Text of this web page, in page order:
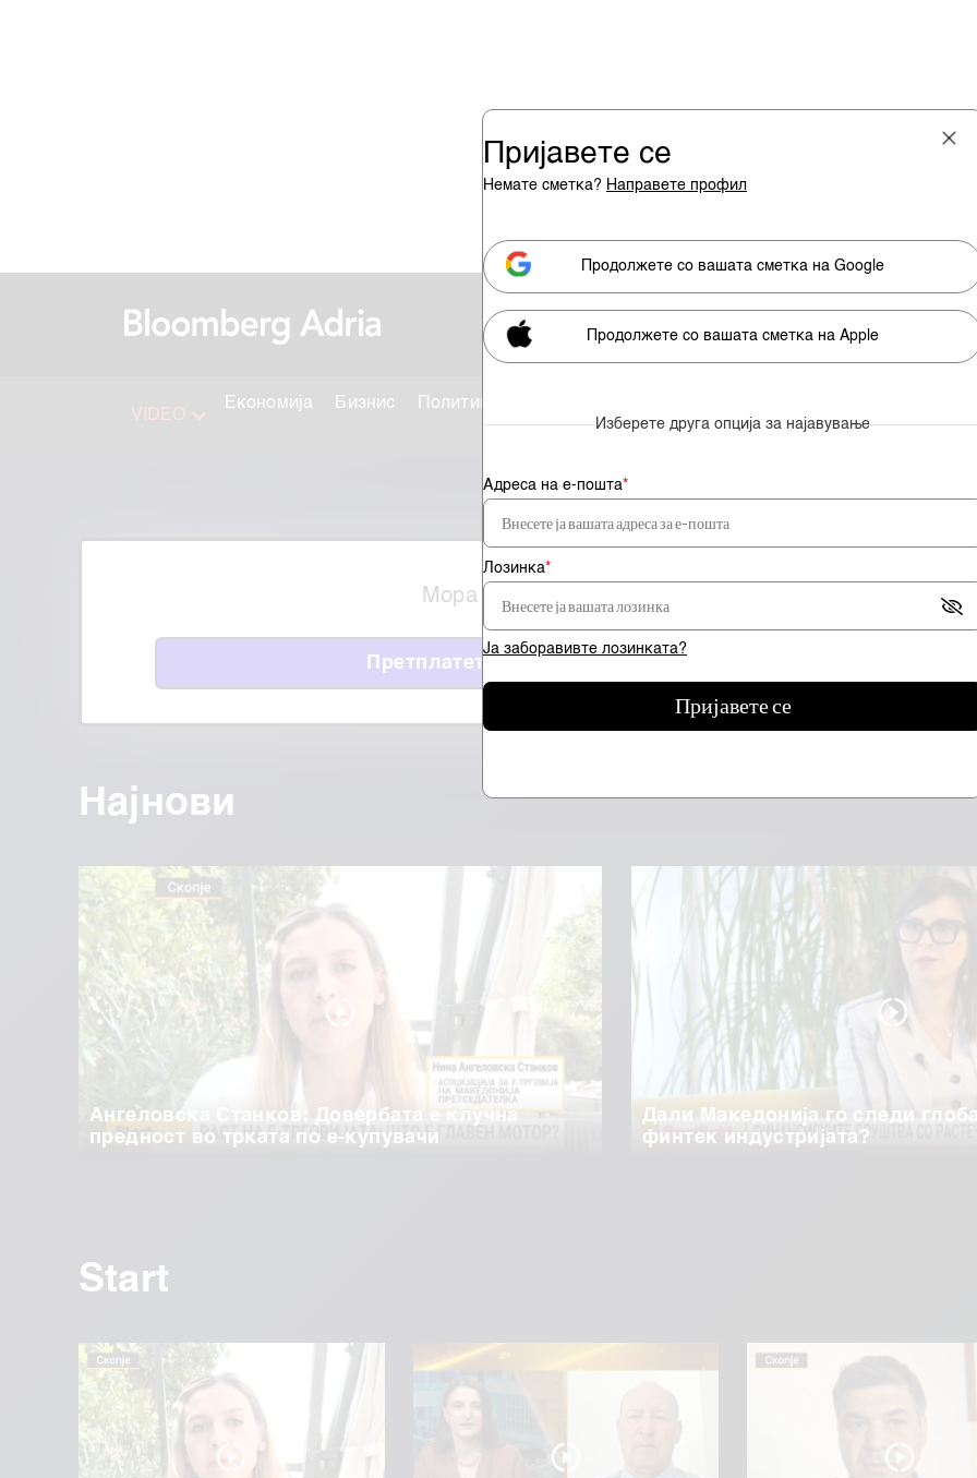
VIDEO
Економија Бизнис Политика
Адрија
Мора да сте претплатник за да гледате видео
Претплатете се
Најнови
Ангеловска Станков: Довербата е клучна
предност во трката по е-купувачи
Дали Македонија го следи
финтек индустријата?
Start
Пријавете се
Немате сметка? Направете профил
Продолжете со вашата сметка на Google
Продолжете со вашата сметка на Apple
Изберете друга опција за најавување
Адреса на е-пошта*
Лозинка*
Ја заборавивте лозинката?
Пријавете се